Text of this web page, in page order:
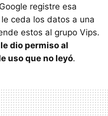
registre esa
ceda los datos a una
estos al grupo Vips.
dio permiso al
uso que no leyó.